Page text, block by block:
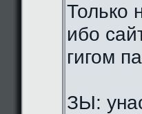
Только
ибо
гигом
ЗЫ: